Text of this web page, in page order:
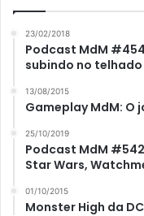
23/02/2018
Podcast MdM
subindo no
13/08/2015
Gameplay MdM: O
25/10/2019
Podcast MdM
Star Wars,
01/10/2015
Monster High da